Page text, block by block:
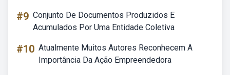
#9 Conjunto De Documentos Produzidos E
Acumulados Por Uma Entidade Coletiva
#10 Atualmente Muitos Autores Reconhecem A
Importância Da Ação Empreendedora